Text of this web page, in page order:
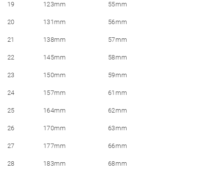
19 123mm 55mm
20 131mm 56mm
21 138mm 57mm
22 145mm 58mm
23 150mm 59mm
24 157mm 61mm
25 164mm 62mm
26 170mm 63mm
27 177mm 66mm
28 183mm 68mm